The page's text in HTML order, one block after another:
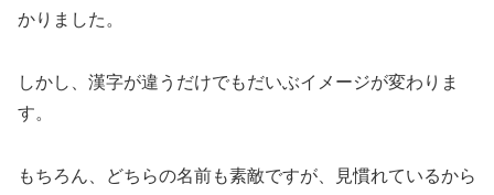
かりました。
しかし、漢字が違うだけでもだいぶイメージが変わりま
す。
もちろん、どちらの名前も素敵ですが、見慣れているから